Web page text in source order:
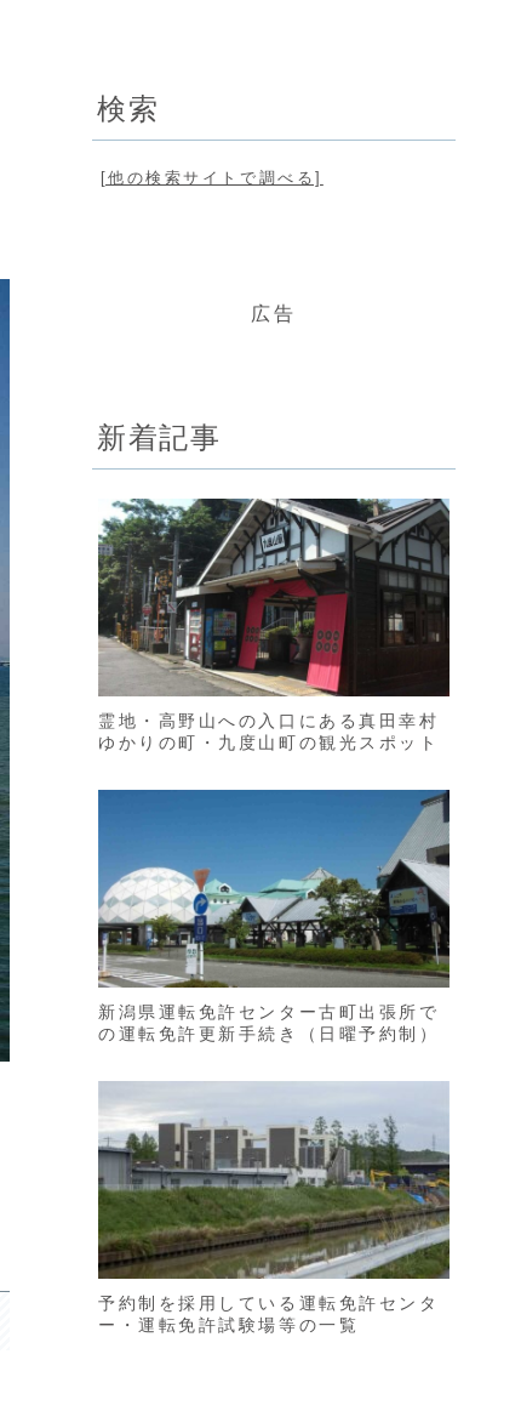
検索
[他の検索サイトで調べる]
広告
新着記事
霊地・高野山への入口にある真田幸村
ゆかりの町・九度山町の観光スポット
新潟県運転免許センター古町出張所で
の運転免許更新手続き（日曜予約制）
予約制を採用している運転免許センタ
ー・運転免許試験場等の一覧